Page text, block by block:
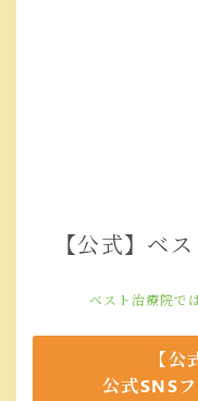
【公式】ベ
ベスト治療院で
【
公式SNS